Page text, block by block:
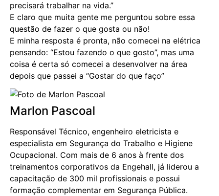
precisará trabalhar na vida.”
E claro que muita gente me perguntou sobre essa
questão de fazer o que gosta ou não!
E minha resposta é pronta, não comecei na elétrica
pensando: “Estou fazendo o que gosto”, mas uma
coisa é certa só comecei a desenvolver na área
depois que passei a “Gostar do que faço”
Marlon Pascoal
Responsável Técnico, engenheiro eletricista e
especialista em Segurança do Trabalho e Higiene
Ocupacional. Com mais de 6 anos à frente dos
treinamentos corporativos da Engehall, já liderou a
capacitação de 300 mil profissionais e possui
formação complementar em Segurança Pública.